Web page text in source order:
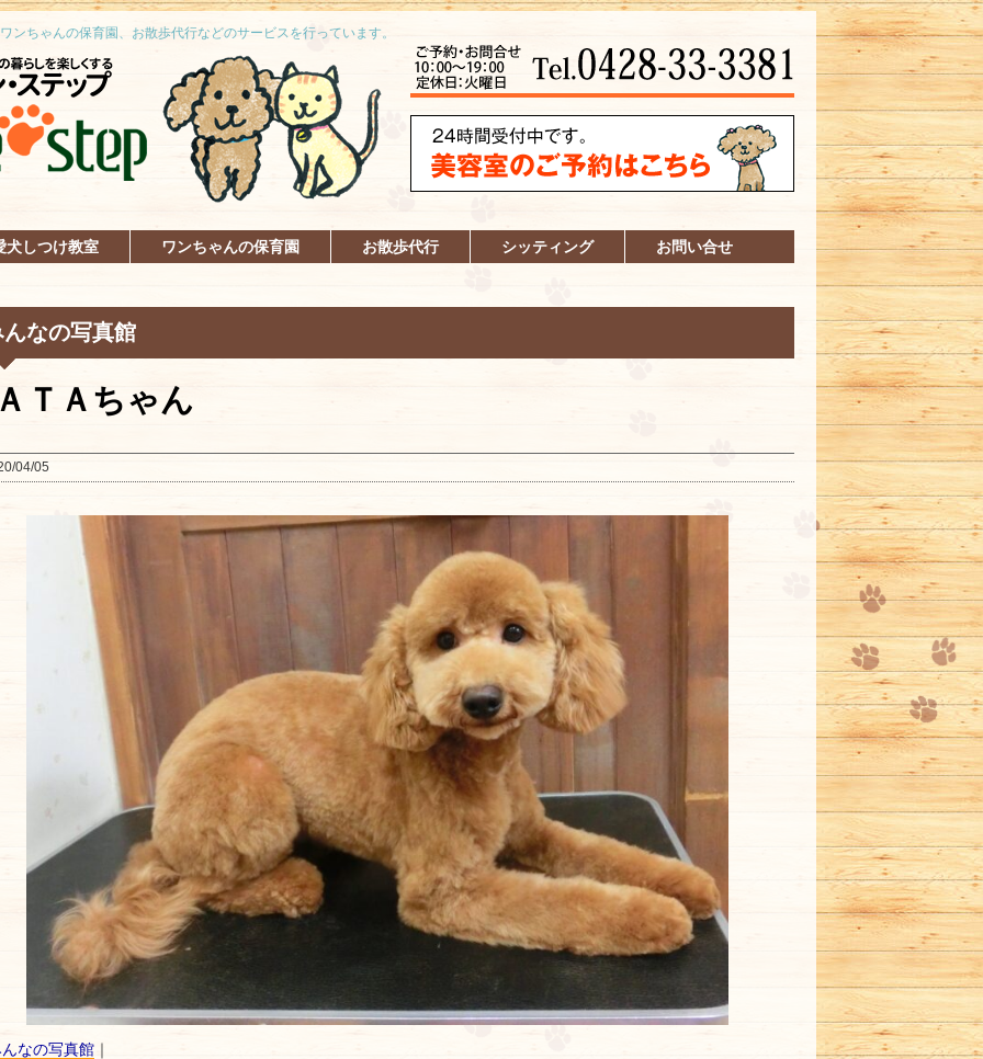
ちゃんの保育園、お散歩代行などのサービスを行っています。
犬しつけ教室 ワンちゃんの保育園 お散歩代行 シッティング お問い合せ
んなの写真館
ＴＡちゃん
04/05
なの写真館 ｜